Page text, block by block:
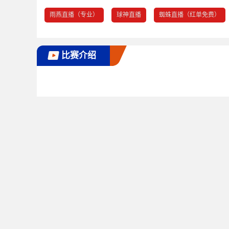
雨燕直播（专业） 球神直播 蜘蛛直播（红单免费）
比赛介绍